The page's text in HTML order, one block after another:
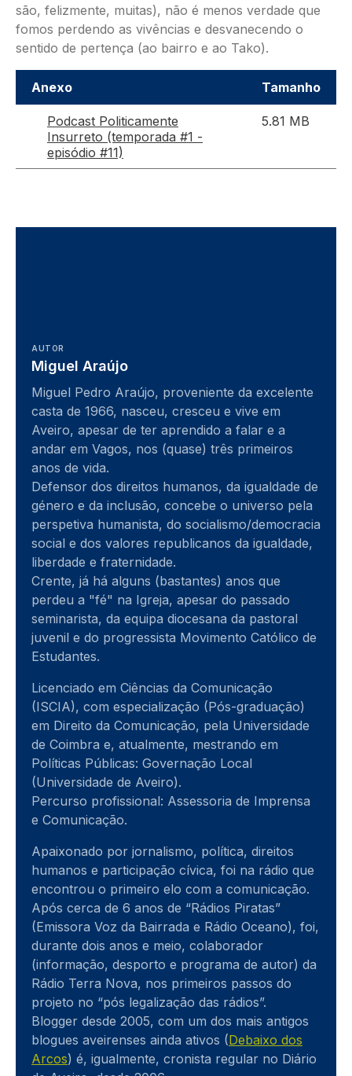
são, felizmente, muitas), não é menos verdade que
fomos perdendo as vivências e desvanecendo o
sentido de pertença (ao bairro e ao Tako).
Anexo Tamanho
Podcast Politicamente
Insurreto (temporada #1 -
episódio #11)
5.81 MB
AUTOR
Miguel Araújo
Miguel Pedro Araújo, proveniente da excelente
casta de 1966, nasceu, cresceu e vive em
Aveiro, apesar de ter aprendido a falar e a
andar em Vagos, nos (quase) três primeiros
anos de vida.
Defensor dos direitos humanos, da igualdade de
género e da inclusão, concebe o universo pela
perspetiva humanista, do socialismo/democracia
social e dos valores republicanos da igualdade,
liberdade e fraternidade.
Crente, já há alguns (bastantes) anos que
perdeu a "fé" na Igreja, apesar do passado
seminarista, da equipa diocesana da pastoral
juvenil e do progressista Movimento Católico de
Estudantes.
Licenciado em Ciências da Comunicação
(ISCIA), com especialização (Pós-graduação)
em Direito da Comunicação, pela Universidade
de Coimbra e, atualmente, mestrando em
Políticas Públicas: Governação Local
(Universidade de Aveiro).
Percurso profissional: Assessoria de Imprensa
e Comunicação.
Apaixonado por jornalismo, política, direitos
humanos e participação cívica, foi na rádio que
encontrou o primeiro elo com a comunicação.
Após cerca de 6 anos de “Rádios Piratas”
(Emissora Voz da Bairrada e Rádio Oceano), foi,
durante dois anos e meio, colaborador
(informação, desporto e programa de autor) da
Rádio Terra Nova, nos primeiros passos do
projeto no “pós legalização das rádios”.
Blogger desde 2005, com um dos mais antigos
blogues aveirenses ainda ativos (Debaixo dos
Arcos) é, igualmente, cronista regular no Diário